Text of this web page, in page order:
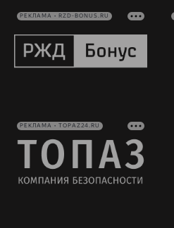
РЕКЛАМА • RZD-BONUS.RU
РЕКЛАМА • TOPAZ24.RU